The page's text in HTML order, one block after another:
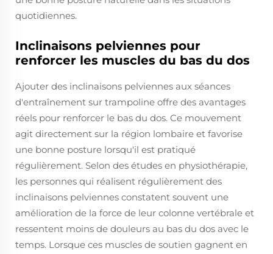
quotidiennes.
Inclinaisons pelviennes pour
renforcer les muscles du bas du dos
Ajouter des inclinaisons pelviennes aux séances
d'entraînement sur trampoline offre des avantages
réels pour renforcer le bas du dos. Ce mouvement
agit directement sur la région lombaire et favorise
une bonne posture lorsqu'il est pratiqué
régulièrement. Selon des études en physiothérapie,
les personnes qui réalisent régulièrement des
inclinaisons pelviennes constatent souvent une
amélioration de la force de leur colonne vertébrale et
ressentent moins de douleurs au bas du dos avec le
temps. Lorsque ces muscles de soutien gagnent en